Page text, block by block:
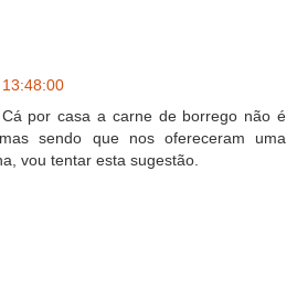
Cá por casa a carne de borrego não é
sendo que nos ofereceram uma
vou tentar esta sugestão.